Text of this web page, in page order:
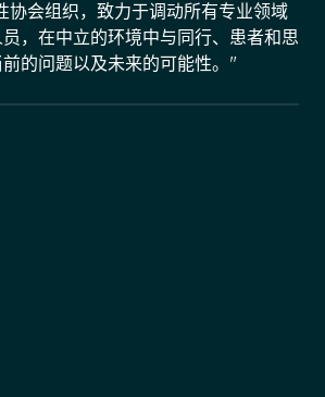
会组织，致力于调动所有专业领域
，在中立的环境中与同行、患者和思
的问题以及未来的可能性。"